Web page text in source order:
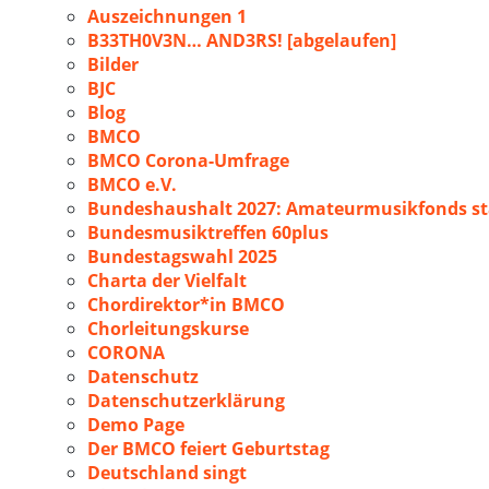
Auszeichnungen 1
B33TH0V3N… AND3RS! [abgelaufen]
Bilder
BJC
Blog
BMCO
BMCO Corona-Umfrage
BMCO e.V.
Bundeshaushalt 2027: Amateurmusikfonds
Bundesmusiktreffen 60plus
Bundestagswahl 2025
Charta der Vielfalt
Chordirektor*in BMCO
Chorleitungskurse
CORONA
Datenschutz
Datenschutzerklärung
Demo Page
Der BMCO feiert Geburtstag
Deutschland singt